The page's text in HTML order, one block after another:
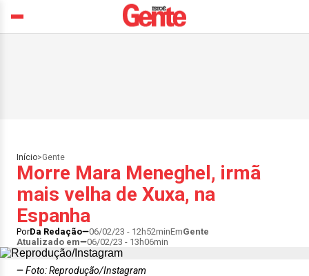
Início>Gente
Morre Mara Meneghel, irmã
mais velha de Xuxa, na
Espanha
PorDa Redação 06/02/23 - 12h52minEmGente
Atualizado em
06/02/23 - 13h06min
Foto: Reprodução/Instagram